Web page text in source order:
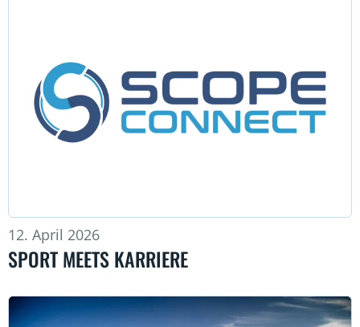
12. April 2026
SPORT MEETS KARRIERE